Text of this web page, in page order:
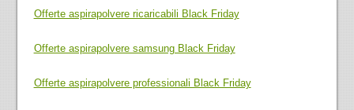
Offerte aspirapolvere ricaricabili Black Friday
Offerte aspirapolvere samsung Black Friday
Offerte aspirapolvere professionali Black Friday